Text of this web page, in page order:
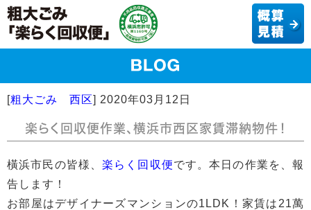
[粗大ごみ 西区] 2020年03月12日
楽らく回収便作業、横浜市西区家賃滞納物件！
橫浜市民の皆様、 楽らく回収便です。本日の作業を、報
告します！
お部屋はデザイナーズマンションの1LDK！家賃は21萬